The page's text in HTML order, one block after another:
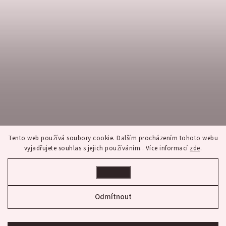
Tento web používá soubory cookie. Dalším procházením tohoto webu
vyjadřujete souhlas s jejich používáním.. Více informací zde.
Odmítnout
Sledovat na Instagramu